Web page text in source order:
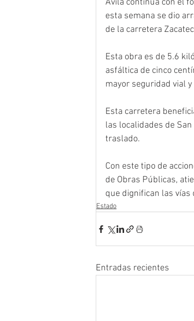
Ávila continúa con el
esta semana se dio
de la carretera
Esta obra es de 5.6
asfáltica de cinco
mayor seguridad vial
Esta carretera
las localidades de
traslado.
Con este tipo de
de Obras Públicas,
que dignifican las
Estado
Entradas recientes